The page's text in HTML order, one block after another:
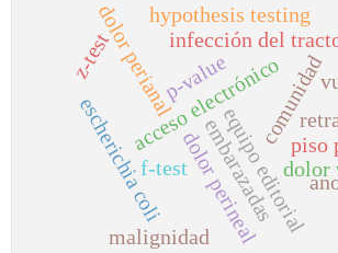
equipo editorial
acceso electrónico
infección del
comunidad
escherichia colidolor perineal dolor
dolor perianal
piso
hypothesis testing
p-value
z-test
f-test embarazadas
malignidad